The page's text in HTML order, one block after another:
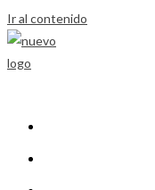
Ir al contenido